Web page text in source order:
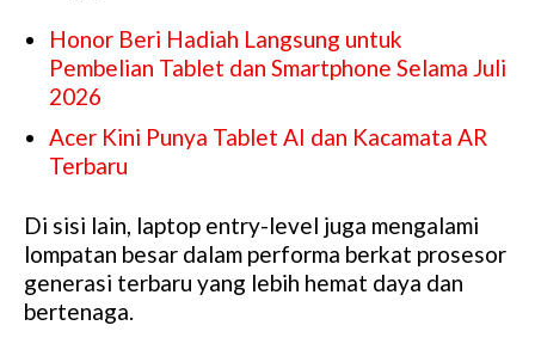
Honor Beri Hadiah Langsung untuk
Pembelian Tablet dan Smartphone Selama Juli
2026
Acer Kini Punya Tablet AI dan Kacamata AR
Terbaru
Di sisi lain, laptop entry-level juga mengalami
lompatan besar dalam performa berkat prosesor
generasi terbaru yang lebih hemat daya dan
bertenaga.